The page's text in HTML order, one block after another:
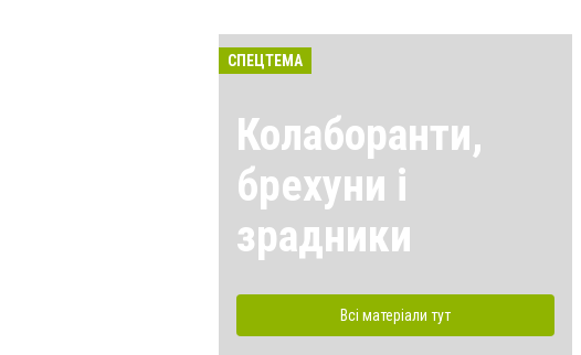
СПЕЦТЕМА
Колаборанти,
брехуни і
зрадники
Всі матеріали тут